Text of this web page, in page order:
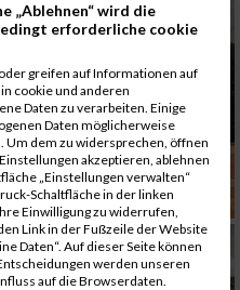
„Ablehnen“ wird die
erforderliche cookie
greifen auf Informationen auf
cookie und anderen
Daten zu verarbeiten. Einige
Daten möglicherweise
dem zu widersprechen, öffnen
akzeptieren, ablehnen
„Einstellungen verwalten“
Schaltfläche in der linken
Einwilligung zu widerrufen,
Link in der Fußzeile der Website
Daten“. Auf dieser Seite können
werden unseren
auf die Browserdaten.